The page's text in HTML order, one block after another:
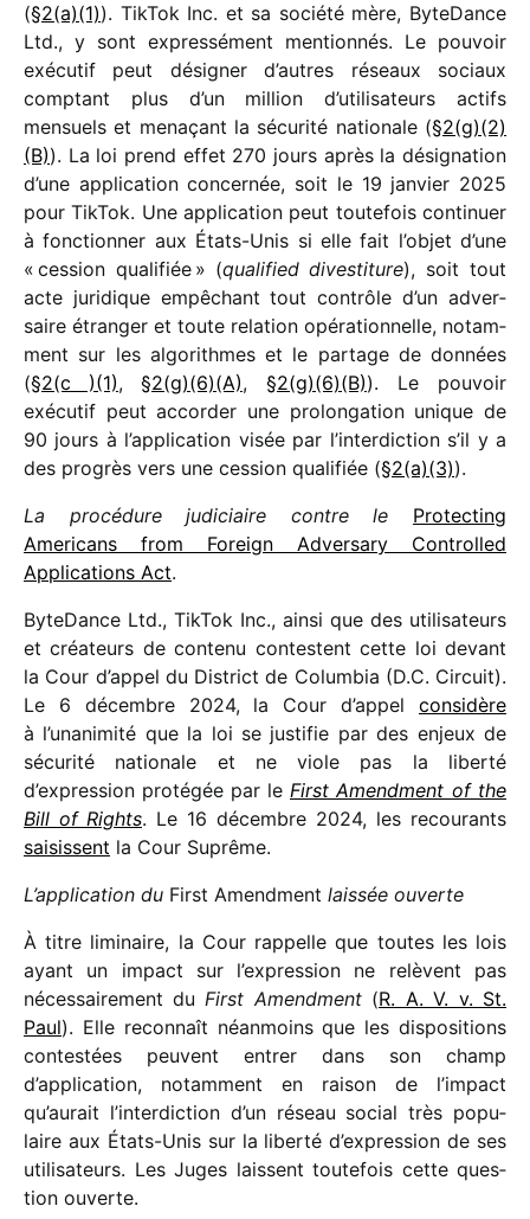
(§2(a)(1)). TikTok Inc. et sa société mère, ByteDance
Ltd., y sont expres­sé­ment mention­nés. Le pouvoir
exécu­tif peut dési­gner d’autres réseaux sociaux
comp­tant plus d’un million d’utilisateurs actifs
mensuels et mena­çant la sécu­rité natio­nale (§2(g)(2)
(B)). La loi prend effet 270 jours après la dési­gna­tion
d’une appli­ca­tion concer­née, soit le 19 janvier 2025
pour TikTok. Une appli­ca­tion peut toute­fois conti­nuer
à fonc­tion­ner aux États-Unis si elle fait l’objet d’une
« cession quali­fiée » (quali­fied dives­ti­ture), soit tout
acte juri­dique empê­chant tout contrôle d’un adver­
saire étran­ger et toute rela­tion opéra­tion­nelle, notam­
ment sur les algo­rithmes et le partage de données
(§2(c )(1), §2(g)(6)(A), §2(g)(6)(B)). Le pouvoir
exécu­tif peut accor­der une prolon­ga­tion unique de
90 jours à l’application visée par l’interdiction s’il y a
des progrès vers une cession quali­fiée (§2(a)(3)).
La procé­dure judi­ciaire contre le
Protecting
Americans from Foreign Adversary Controlled
Applications Act.
ByteDance Ltd., TikTok Inc., ainsi que des utili­sa­teurs
et créa­teurs de contenu contestent cette loi devant
la Cour d’appel du District de Columbia (D.C. Circuit).
Le 6 décembre 2024, la Cour d’appel consi­dère
à l’unanimité que la loi se justi­fie par des enjeux de
sécu­rité natio­nale et ne viole pas la liberté
d’expression proté­gée par le First Amendment of the
Bill of Rights. Le 16 décembre 2024, les recou­rants
saisissent la Cour Suprême.
L’application du First Amendment lais­sée ouverte
À titre limi­naire, la Cour rappelle que toutes les lois
ayant un impact sur l’expression ne relèvent pas
néces­sai­re­ment du First Amendment (R. A. V. v. St.
Paul). Elle recon­naît néan­moins que les dispo­si­tions
contes­tées peuvent entrer dans son champ
d’application, notam­ment en raison de l’impact
qu’aurait l’interdiction d’un réseau social très popu­
laire aux États-Unis sur la liberté d’expression de ses
utili­sa­teurs. Les Juges laissent toute­fois cette ques­
tion ouverte.